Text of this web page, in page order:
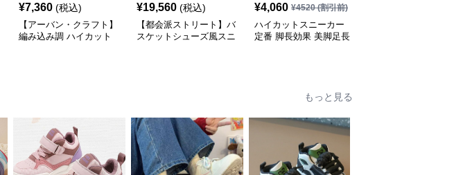
¥7,360 (税込)
【アーバン・クラフト】
編み込み調 ハイカット
¥19,560 (税込)
【都会派ストリート】バ
スケットシューズ風スニ
¥4,060 ¥4520(割引前)
ハイカットスニーカー
定番 脚長効果 美脚足長
もっと見る